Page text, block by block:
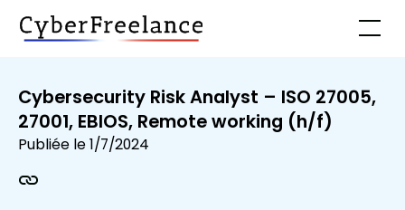
Cybersecurity Risk Analyst – ISO 27005,
27001, EBIOS, Remote working (h/f)
Publiée le1/7/2024